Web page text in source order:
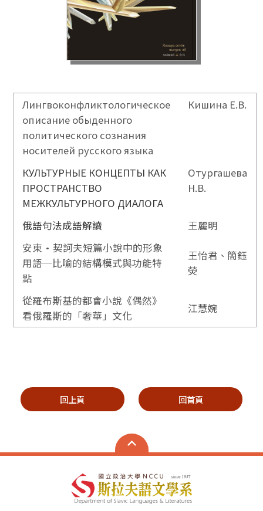
Лингвоконфликтологическое
описание обыденного
политического сознания
носителей русского языка
Кишина Е.В.
КУЛЬТУРНЫЕ КОНЦЕПТЫ КАК
ПРОСТРАНСТВО
МЕЖКУЛЬТУРНОГО ДИАЛОГА
Отургашева
Н.В.
俄語句法成語解讀
王麗明
安東•契訶夫短篇小說中的形象
用語─比喻的結構模式與功能特
點
王怡君 、 簡鈺
熒
從羅布斯基的都會小說《偶然》
看俄羅斯的「奢華」文化
江慧婉
回上頁 回首頁